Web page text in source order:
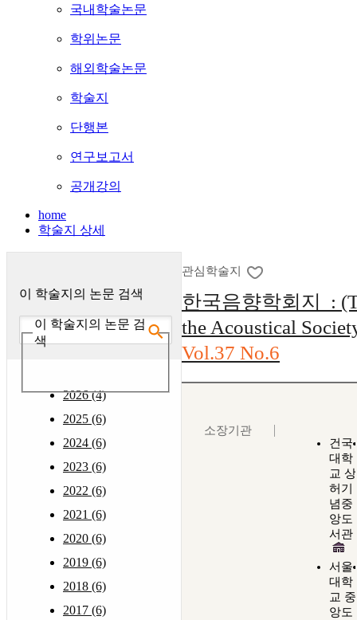
국내학술논문
학위논문
해외학술논문
학술지
단행본
연구보고서
공개강의
home
학술지 상세
이 학술지의 논문 검색
이 학술지의 논문 검
색
2026 (4)
2025 (6)
2024 (6)
2023 (6)
2022 (6)
2021 (6)
2020 (6)
2019 (6)
2018 (6)
2017 (6)
관심학술지
한국음향학회지 :
the Acoustical
Vol.37 No.6
소장기관
건국
대학
교 상
허기
념중
앙도
서관
서울
대학
교 중
앙도